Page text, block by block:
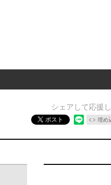
シェアして応援
ポスト 埋め